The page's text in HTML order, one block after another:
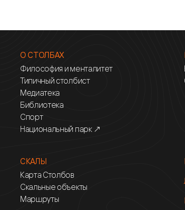
О СТОЛБАХ
Философия и менталитет
Типичный столбист
Медиатека
Библиотека
Спорт
Национальный парк ↗
СКАЛЫ
Карта Столбов
Скальные объекты
Маршруты